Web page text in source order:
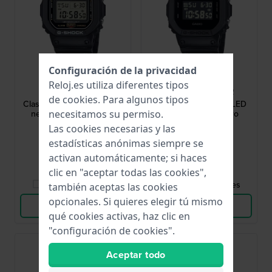
G-Shock
DW-5600UE-1ER
Classic LED 42.8 mm Reloj
negro cuadrado digital
99,90 €
● En stock
Comparar Relojes
Ver Producto
G-Shock
DW-5600UBB-1ER
Classic - Basic Black LED
42.8 mm Reloj negro
99,90 €
● En stock
Comparar Relojes
Ver Producto
Los más vendidos
Configuración de la privacidad
Reloj.es utiliza diferentes tipos
de cookies. Para algunos tipos
necesitamos su permiso.
Las cookies necesarias y las
estadísticas anónimas siempre se
activan automáticamente; si haces
clic en "aceptar todas las cookies",
también aceptas las cookies
opcionales. Si quieres elegir tú mismo
qué cookies activas, haz clic en
"configuración de cookies".
Aceptar todo